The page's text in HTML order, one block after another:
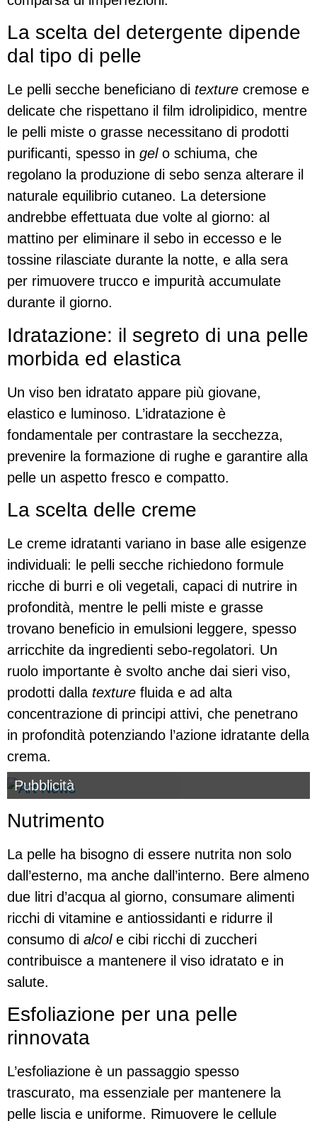
La scelta del detergente dipende
dal tipo di pelle
Le pelli secche beneficiano di texture cremose e
delicate che rispettano il film idrolipidico, mentre
le pelli miste o grasse necessitano di prodotti
purificanti, spesso in gelo schiuma, che
regolano la produzione di sebo senza alterare il
naturale equilibrio cutaneo. La detersione
andrebbe effettuata due volte al giorno: al
mattino per eliminare il sebo in eccesso e le
tossine rilasciate durante la notte, e alla sera
per rimuovere trucco e impurità accumulate
durante il giorno.
Idratazione: il segreto di una pelle
morbida ed elastica
Un viso ben idratato appare più giovane,
elastico e luminoso. L’idratazione è
fondamentale per contrastare la secchezza,
prevenire la formazione di rughe e garantire alla
pelle un aspetto fresco e compatto.
La scelta delle creme
Le creme idratanti variano in base alle esigenze
individuali: le pelli secche richiedono formule
ricche di burri e oli vegetali, capaci di nutrire in
profondità, mentre le pelli miste e grasse
trovano beneficio in emulsioni leggere, spesso
arricchite da ingredienti sebo-regolatori. Un
ruolo importante è svolto anche dai sieri viso,
prodotti dalla texture fluida e ad alta
concentrazione di principi attivi, che penetrano
in profondità potenziando l’azione idratante della
crema.
Pubblicità
Nutrimento
La pelle ha bisogno di essere nutrita non solo
dall’esterno, ma anche dall’interno. Bere almeno
due litri d’acqua al giorno, consumare alimenti
ricchi di vitamine e antiossidanti e ridurre il
consumo di alcole cibi ricchi di zuccheri
contribuisce a mantenere il viso idratato e in
salute.
Esfoliazione per una pelle
rinnovata
L’esfoliazione è un passaggio spesso
trascurato, ma essenziale per mantenere la
pelle liscia e uniforme. Rimuovere le cellule